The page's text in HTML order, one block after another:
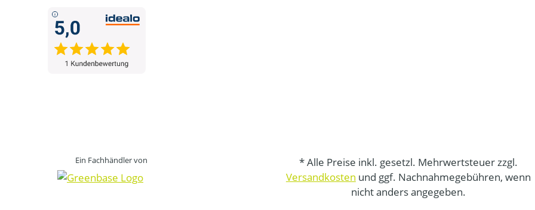
Ein Fachhändler von
* Alle Preise inkl. gesetzl. Mehrwertsteuer zzgl.
Versandkosten und ggf. Nachnahmegebühren, wenn
nicht anders angegeben.